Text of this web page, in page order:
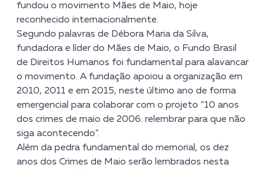
fundou o movimento Mães de Maio, hoje
reconhecido internacionalmente.
Segundo palavras de Débora Maria da Silva,
fundadora e líder do Mães de Maio, o Fundo Brasil
de Direitos Humanos foi fundamental para alavancar
o movimento. A fundação apoiou a organização em
2010, 2011 e em 2015, neste último ano de forma
emergencial para colaborar com o projeto “10 anos
dos crimes de maio de 2006: relembrar para que não
siga acontecendo”.
Além da pedra fundamental do memorial, os dez
anos dos Crimes de Maio serão lembrados nesta